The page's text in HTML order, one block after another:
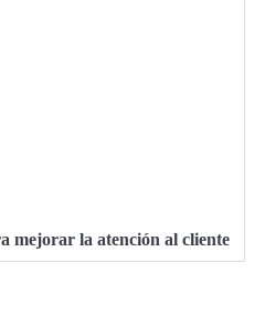
mejorar la atención al cliente